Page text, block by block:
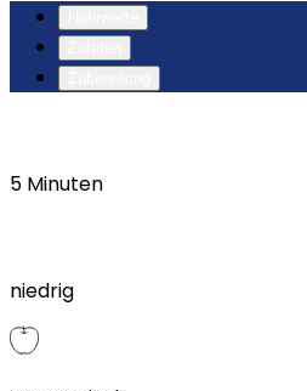
5 Minuten
niedrig